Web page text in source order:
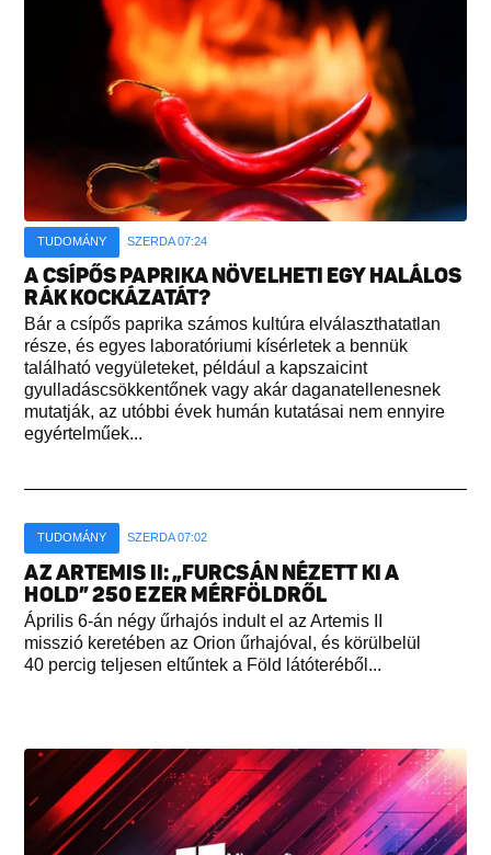
TUDOMÁNY SZERDA 07:24
A CSÍPŐS PAPRIKA NÖVELHETI EGY HALÁLOS
RÁK KOCKÁZATÁT?
Bár a csípős paprika számos kultúra elválaszthatatlan
része, és egyes laboratóriumi kísérletek a bennük
található vegyületeket, például a kapszaicint
gyulladáscsökkentőnek vagy akár daganatellenesnek
mutatják, az utóbbi évek humán kutatásai nem ennyire
egyértelműek...
TUDOMÁNY SZERDA 07:02
AZ ARTEMIS II: „FURCSÁN NÉZETT KI A
HOLD” 250 EZER MÉRFÖLDRŐL
Április 6-án négy űrhajós indult el az Artemis II
misszió keretében az Orion űrhajóval, és körülbelül
40 percig teljesen eltűntek a Föld látóteréből...